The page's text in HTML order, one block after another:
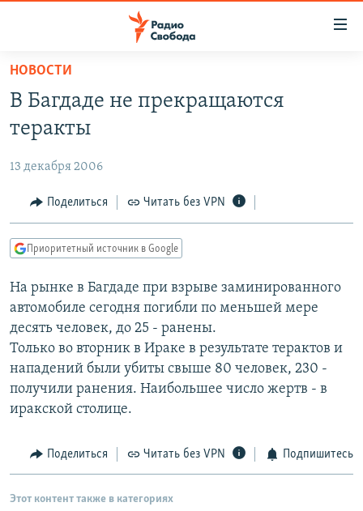
упрощенного
доступа
основному
Вернутся
главной
навигации
Вернутся
поиску
ПОДКАСТЫ
АВТОРСКИЕ ПРОЕКТЫ
ЦИТАТЫ СВОБОДЫ
МНЕНИЯ
IDEL.РЕАЛИИ
КАВКАЗ.РЕАЛИИ
СИБИРЬ.РЕАЛИИ
РАСПИСАНИЕ ВЕЩАНИЯ
ПОДПИШИТЕСЬ НА РАССЫЛКУ
СОЦИАЛЬНЫЕ СЕТИ
НОВОСТИ
В Багдаде не прекращаются
теракты
13 декабря 2006
Поделиться Читать без VPN
Приоритетный источник в Google
На рынке в Багдаде при взрыве заминированного
автомобиле сегодня погибли по меньшей мере
десять человек, до 25 - ранены.
Только во вторник в Ираке в результате терактов и
нападений были убиты свыше 80 человек, 230 -
получили ранения. Наибольшее число жертв - в
иракской столице.
Поделиться Читать без VPN Подпишитесь
Этот контент также в категориях